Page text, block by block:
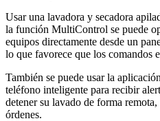
Usar una lavadora y secadora
la función MultiControl se puede
equipos directamente desde un
lo que favorece que los comandos
También se puede usar la
teléfono inteligente para recibir
detener su lavado de forma
órdenes.